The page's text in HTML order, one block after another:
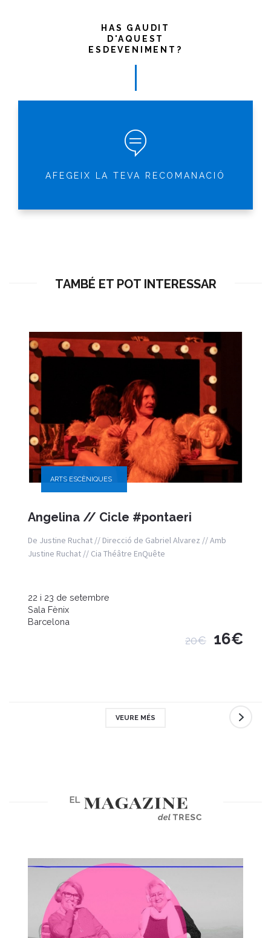
HAS GAUDIT
D'AQUEST
ESDEVENIMENT?
AFEGEIX LA TEVA RECOMANACIÓ
TAMBÉ ET POT INTERESSAR
ARTS ESCÈNIQUES
Angelina // Cicle #pontaeri
De Justine Ruchat // Direcció de Gabriel Alvarez // Amb
Justine Ruchat // Cia Théâtre EnQuête
22 i 23 de setembre
Sala Fènix
Barcelona
20€ 16€
VEURE MÉS